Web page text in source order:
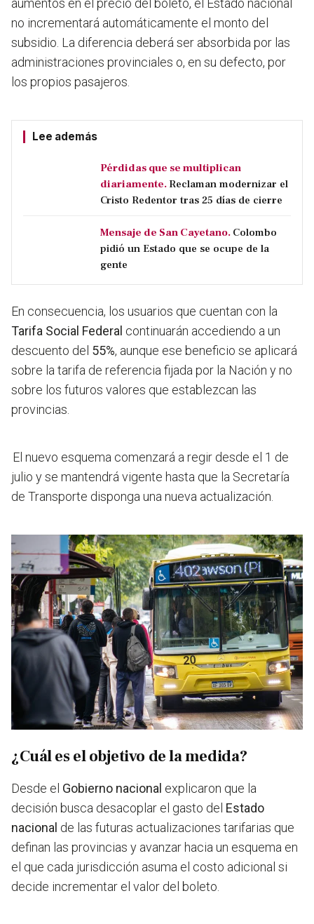
aumentos en el precio del boleto, el Estado nacional
no incrementará automáticamente el monto del
subsidio. La diferencia deberá ser absorbida por las
administraciones provinciales o, en su defecto, por
los propios pasajeros.
Lee además
Pérdidas que se multiplican
diariamente. Reclaman modernizar el
Cristo Redentor tras 25 días de cierre
Mensaje de San Cayetano. Colombo
pidió un Estado que se ocupe de la
gente
En consecuencia, los usuarios que cuentan con la
Tarifa Social Federal continuarán accediendo a un
descuento del 55%, aunque ese beneficio se aplicará
sobre la tarifa de referencia fijada por la Nación y no
sobre los futuros valores que establezcan las
provincias.
El nuevo esquema comenzará a regir desde el 1 de
julio y se mantendrá vigente hasta que la Secretaría
de Transporte disponga una nueva actualización.
¿Cuál es el objetivo de la medida?
Desde el Gobierno nacional explicaron que la
decisión busca desacoplar el gasto del Estado
nacional de las futuras actualizaciones tarifarias que
definan las provincias y avanzar hacia un esquema en
el que cada jurisdicción asuma el costo adicional si
decide incrementar el valor del boleto.